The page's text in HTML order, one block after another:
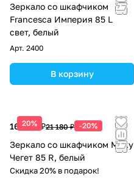
Зеркало со шкафчиком
Francesca Империя 85 L
свет, белый
Арт. 2400
В корзину
20%
16 944 ₽21 180 ₽ -20%
Зеркало со шкафчиком Misty
Чегет 85 R, белый
Скидка 20% в подарок!